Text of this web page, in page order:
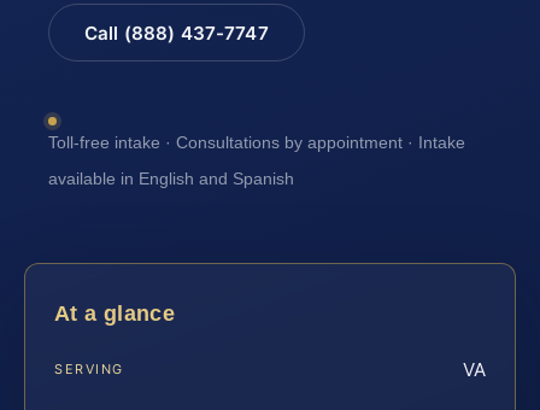
Call (888) 437-7747
Toll-free intake · Consultations by appointment · Intake
available in English and Spanish
At a glance
SERVING VA